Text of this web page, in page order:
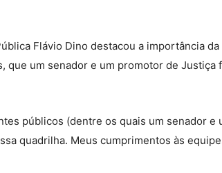
Flávio Dino destacou a importância da
que um senador e um promotor de Justiça
públicos (dentre os quais um senador e
quadrilha. Meus cumprimentos às